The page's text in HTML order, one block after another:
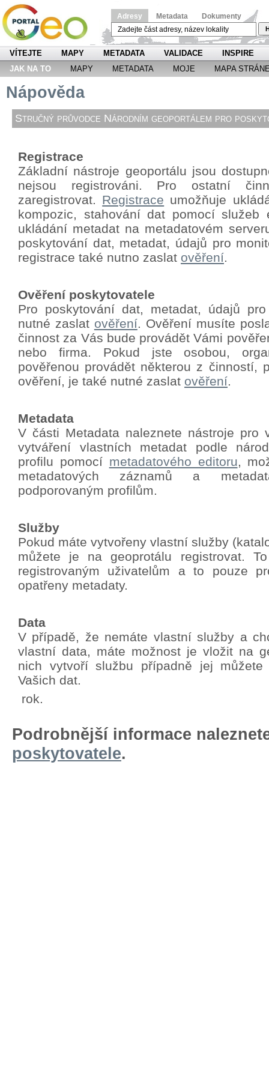
Adresy Metadata Dokumenty
VÍTEJTE MAPY METADATA VALIDACE
INSPIRE
JAK NA TO
MAPY METADATA MOJE MAPA
Nápověda
Stručný průvodce Národním geoportálem pro
Registrace
Základní nástroje geoportálu jsou
nejsou registrováni. Pro ostatní
zaregistrovat. Registrace umožňuje
kompozic, stahování dat pomocíslužeb
ukládání metadat na metadatovém
poskytování dat, metadat, údajů pro
registrace také nutno zaslat ověření.
Ověření poskytovatele
Pro poskytování dat, metadat, údajů
nutné zaslat ověření. Ověření musíte
činnost za Vás bude provádět Vámi
nebo firma. Pokud jste osobou,
pověřenou provádět některou z činností,
ověření, je také nutné zaslat ověření.
Metadata
V části Metadata naleznete nástroje pro
vytváření vlastních metadat podle
profilu pomocí metadatového editoru,
metadatových záznamů a
podporovaným profilům.
Služby
Pokud máte vytvořeny vlastní služby
můžete je na geoprotálu registrovat.
registrovaným uživatelům a to pouze
opatřeny metadaty.
Data
V případě, že nemáte vlastní služby a
vlastní data, máte možnost je vložit na
nich vytvoří službu případně jej
Vašich dat.
rok.
Podrobnější informace
poskytovatele.